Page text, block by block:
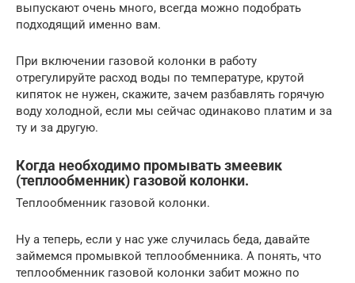
выпускают очень много, всегда можно подобрать
подходящий именно вам.
При включении газовой колонки в работу
отрегулируйте расход воды по температуре, крутой
кипяток не нужен, скажите, зачем разбавлять горячую
воду холодной, если мы сейчас одинаково платим и за
ту и за другую.
Когда необходимо промывать змеевик
(теплообменник) газовой колонки.
Теплообменник газовой колонки.
Ну а теперь, если у нас уже случилась беда, давайте
займемся промывкой теплообменника. А понять, что
теплообменник газовой колонки забит можно по